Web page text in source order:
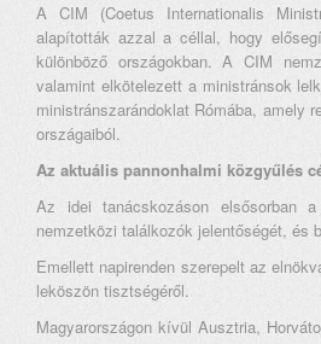
A CIM (Coetus Internationalis
alapították azzal a céllal, hogy
különböző országokban. A CIM
valamint elkötelezett a ministránsok
ministránszarándoklat Rómába, amely
országaiból.
Az aktuális pannonhalmi közgyűlés
Az idei tanácskozáson elsősorban
nemzetközi találkozók jelentőségét, és
Emellett napirenden szerepelt az
leköszön tisztségéről.
Magyarországon kívül Ausztria,